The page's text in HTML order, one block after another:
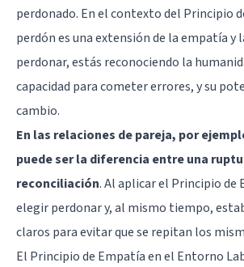
perdonado. En el contexto del Principio
perdón es una extensión de la empatía y
perdonar, estás reconociendo la
capacidad para cometer errores, y su
cambio.
En las relaciones de pareja, por
puede ser la diferencia entre una
reconciliación. Al aplicar el Principio de
elegir perdonar y, al mismo tiempo,
claros para evitar que se repitan los
El Principio de Empatía en el Entorno